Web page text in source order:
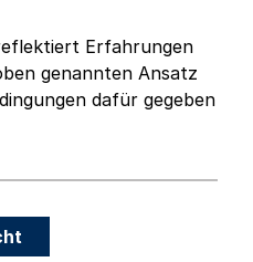
Erfahrungen
genannten Ansatz
dafür gegeben